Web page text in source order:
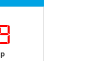
khoa
sử
hàng thực
triển